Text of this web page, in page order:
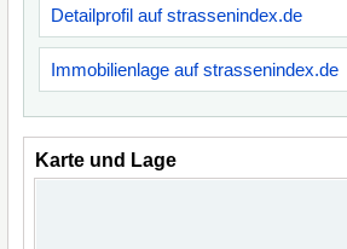
Detailprofil auf strassenindex.de
Immobilienlage auf strassenindex.de
Karte und Lage